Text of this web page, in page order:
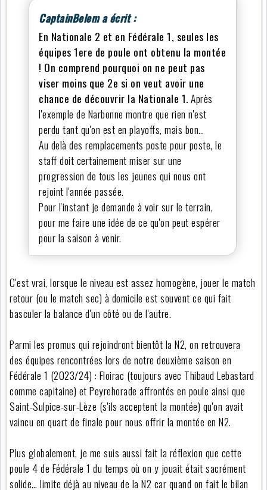
CaptainBelem a écrit :
En Nationale 2 et en Fédérale 1, seules les
équipes 1ere de poule ont obtenu la montée
! On comprend pourquoi on ne peut pas
viser moins que 2e si on veut avoir une
chance de découvrir la Nationale 1.Après
l'exemple de Narbonne montre que rien n'est
perdu tant qu'on est en playoffs, mais bon…
Au delà des remplacements poste pour poste, le
staff doit certainement miser sur une
progression de tous les jeunes qui nous ont
rejoint l'année passée.
Pour l'instant je demande à voir sur le terrain,
pour me faire une idée de ce qu'on peut espérer
pour la saison à venir.
C'est vrai, lorsque le niveau est assez homogène, jouer le match
retour (ou le match sec) à domicile est souvent ce qui fait
basculer la balance d'un côté ou de l'autre.
Parmi les promus qui rejoindront bientôt la N2, on retrouvera
des équipes rencontrées lors de notre deuxième saison en
Fédérale 1 (2023/24) : Floirac (toujours avec Thibaud Lebastard
comme capitaine) et Peyrehorade affrontés en poule ainsi que
Saint-Sulpice-sur-Lèze (s'ils acceptent la montée) qu'on avait
vaincu en quart de finale pour nous offrir la montée en N2.
Plus globalement, je me suis aussi fait la réflexion que cette
poule 4 de Fédérale 1 du temps où on y jouait était sacrément
solide… limite déjà au niveau de la N2 car quand on fait le bilan